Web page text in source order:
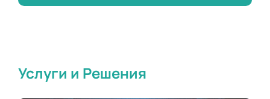
Услуги и Решения